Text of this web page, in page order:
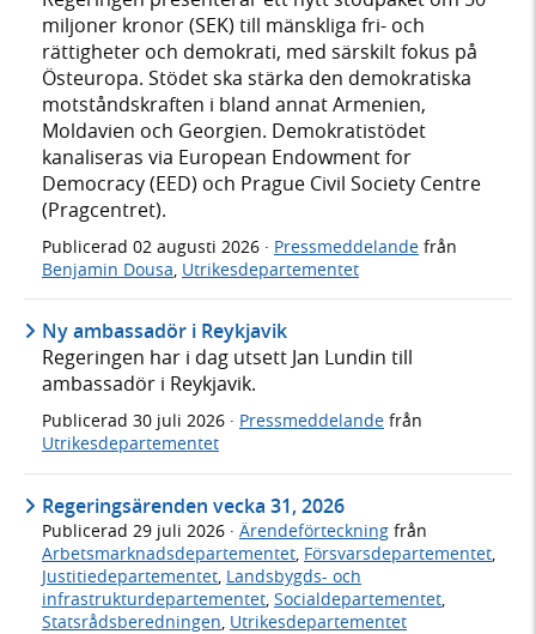
miljoner kronor (SEK) till mänskliga fri- och
rättigheter och demokrati, med särskilt fokus på
Östeuropa. Stödet ska stärka den demokratiska
motståndskraften i bland annat Armenien,
Moldavien och Georgien. Demokratistödet
kanaliseras via European Endowment for
Democracy (EED) och Prague Civil Society Centre
(Pragcentret).
Publicerad 02 augusti 2026 · Pressmeddelande från
Benjamin Dousa Utrikesdepartementet
Ny ambassadör i Reykjavik
Regeringen har i dag utsett Jan Lundin till
ambassadör i Reykjavik.
Publicerad 30 juli 2026 · Pressmeddelande från
Utrikesdepartementet
Regeringsärenden vecka 31, 2026
Publicerad 29 juli 2026 · Ärendeförteckning från
Arbetsmarknadsdepartementet, Försvarsdepartementet,
Justitiedepartementet, Landsbygds- och
infrastrukturdepartementet, Socialdepartementet,
Statsrådsberedningen, Utrikesdepartementet